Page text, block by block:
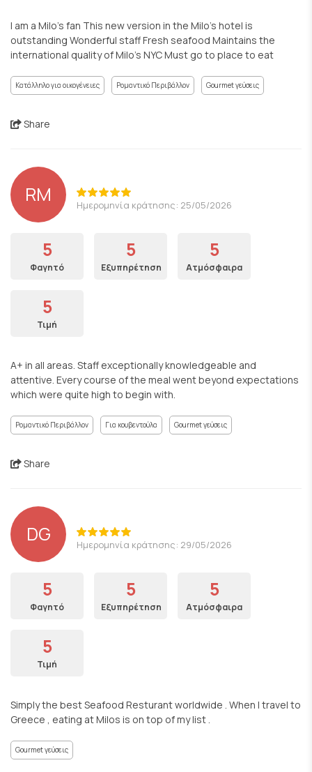
I am a Milo’s fan This new version in the Milo’s hotel is
outstanding Wonderful staff Fresh seafood Maintains the
international quality of Milo’s NYC Must go to place to eat
Κατάλληλο για οικογένειες Ρομαντικό Περιβάλλον Gourmet γεύσεις
Share
RM Ημερομηνία κράτησης: 25/05/2026
5
Φαγητό
5
Εξυπηρέτηση
5
Ατμόσφαιρα
5
Τιμή
A+ in all areas. Staff exceptionally knowledgeable and
attentive. Every course of the meal went beyond expectations
which were quite high to begin with.
Ρομαντικό Περιβάλλον Για κουβεντούλα Gourmet γεύσεις
Share
DG Ημερομηνία κράτησης: 29/05/2026
5
Φαγητό
5
Εξυπηρέτηση
5
Ατμόσφαιρα
5
Τιμή
Simply the best Seafood Resturant worldwide . When I travel to
Greece , eating at Milos is on top of my list .
Gourmet γεύσεις